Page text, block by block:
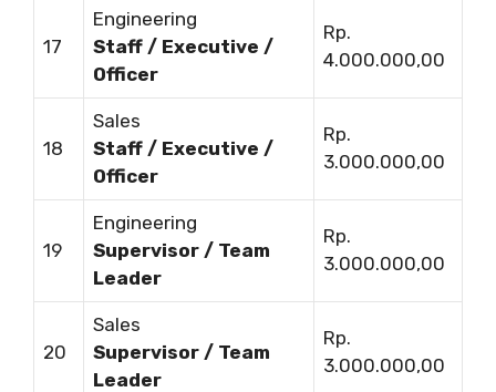
17
Engineering
Staff / Executive /
Officer
Rp.
4.000.000,00
18
Sales
Staff / Executive /
Officer
Rp.
3.000.000,00
19
Engineering
Supervisor / Team
Leader
Rp.
3.000.000,00
20
Sales
Supervisor / Team
Leader
Rp.
3.000.000,00